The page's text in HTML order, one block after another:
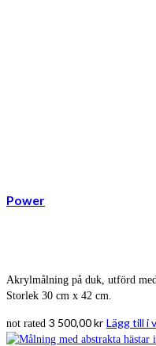
Power
Akrylmålning på duk, utförd
Storlek 30 cm x 42 cm.
not rated 3 500,00kr Lägg till i